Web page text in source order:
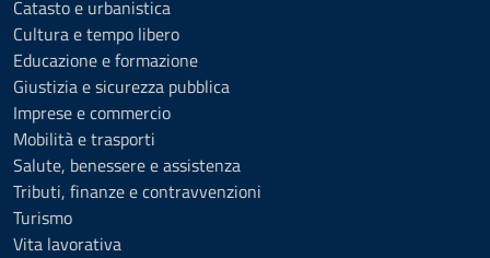
Catasto e urbanistica
Cultura e tempo libero
Educazione e formazione
Giustizia e sicurezza pubblica
Imprese e commercio
Mobilità e trasporti
Salute, benessere e assistenza
Tributi, finanze e contravvenzioni
Turismo
Vita lavorativa